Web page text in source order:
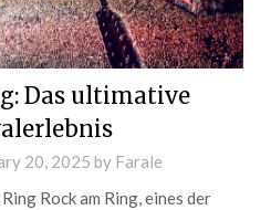
Das ultimative
20, 2025 by Farale
Rock am Ring, eines der